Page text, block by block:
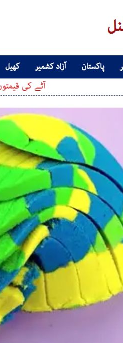
پاکستان آزاد کشمیر کھیل
آٹے کی قیمتوں میں اضافہ، 20 کلو کا تھیلا مزید کتنا مہنگا ہوگیا؟